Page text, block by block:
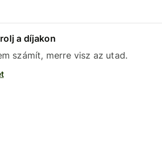
a díjakon
számít, merre visz az utad.